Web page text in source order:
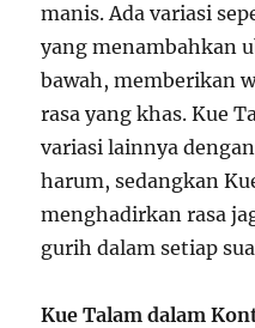
manis. Ada variasi
yang menambahkan
bawah, memberikan
rasa yang khas. Kue
variasi lainnya
harum, sedangkan
menghadirkan rasa
gurih dalam setiap
Kue Talam dalam